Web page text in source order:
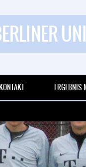
ERGEBNIS